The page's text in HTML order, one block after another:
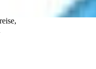
wasserdicht,